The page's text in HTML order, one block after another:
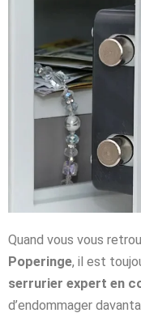
Quand vous vous
Poperinge, il est
serrurier expert en
d’endommager